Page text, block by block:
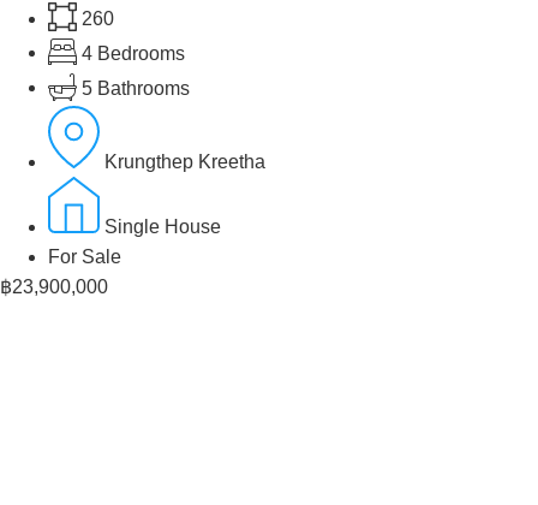
260
4 Bedrooms
5 Bathrooms
Krungthep Kreetha
Single House
For Sale
฿23,900,000